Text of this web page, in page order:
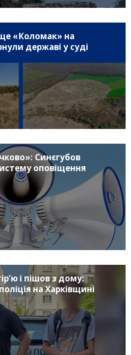
«Коломак» на
державі у суді
Синєгубов
оповіщення
і пішов з дому:
на Харківщині